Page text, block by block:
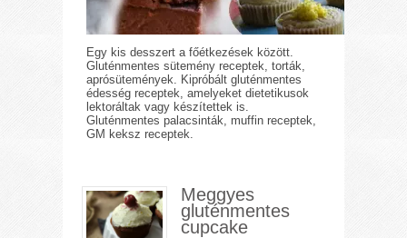
Egy kis desszert a főétkezések között.
Gluténmentes sütemény receptek, torták,
aprósütemények. Kipróbált gluténmentes
édesség receptek, amelyeket dietetikusok
lektoráltak vagy készítettek is.
Gluténmentes palacsinták, muffin receptek,
GM keksz receptek.
Meggyes
gluténmentes
cupcake